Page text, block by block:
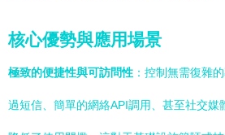
核心優勢與應用場景
極致的便捷性與可訪問性 ：控制無需復雜
過短信、簡單的網絡API調用、甚至社交媒